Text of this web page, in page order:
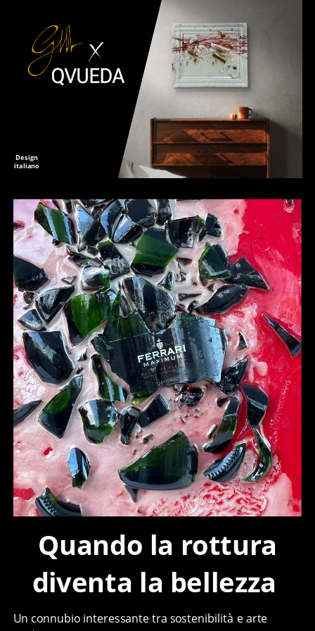
Design
italiano
Un connubio interessante tra sostenibilità e arte
Quando la rottura
diventa la bellezza